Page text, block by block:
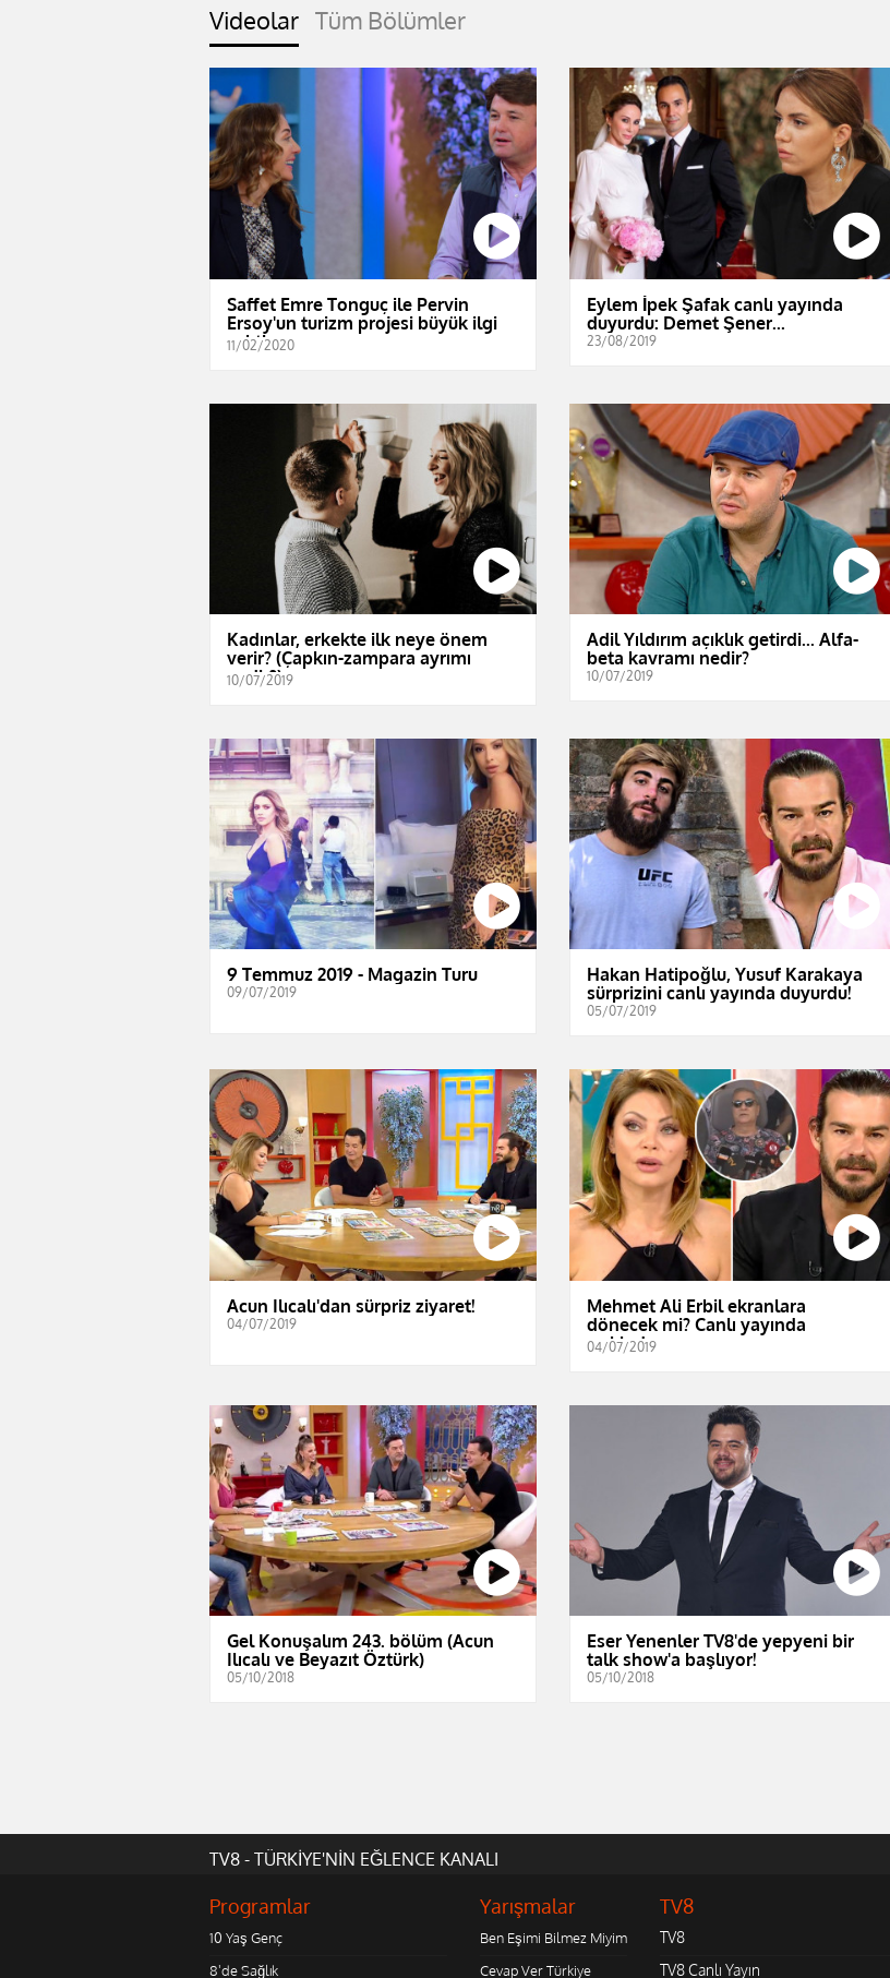
Videolar Tüm Bölümler
Saffet Emre Tonguç ile Pervin
Ersoy'un turizm projesi büyük ilgi
çekti
11/02/2020
Eylem İpek Şafak canlı yayında
duyurdu: Demet Şener...
23/08/2019
Kadınlar, erkekte ilk neye önem
verir? (Çapkın-zampara ayrımı
nedir?)
10/07/2019
Adil Yıldırım açıklık getirdi... Alfa-
beta kavramı nedir?
10/07/2019
9 Temmuz 2019 - Magazin Turu
09/07/2019
Hakan Hatipoğlu, Yusuf Karakaya
sürprizini canlı yayında duyurdu!
05/07/2019
Acun Ilıcalı'dan sürpriz ziyaret!
04/07/2019
Mehmet Ali Erbil ekranlara
dönecek mi? Canlı yayında
açıkladı...
04/07/2019
Gel Konuşalım 243. bölüm (Acun
Ilıcalı ve Beyazıt Öztürk)
05/10/2018
Eser Yenenler TV8'de yepyeni bir
talk show'a başlıyor!
05/10/2018
TV8 - TÜRKİYE'NİN EĞLENCE KANALI
Programlar
10 Yaş Genç
8'de Sağlık
Yarışmalar
Ben Eşimi Bilmez Miyim
Cevap Ver Türkiye
TV8
TV8
TV8 Canlı Yayın